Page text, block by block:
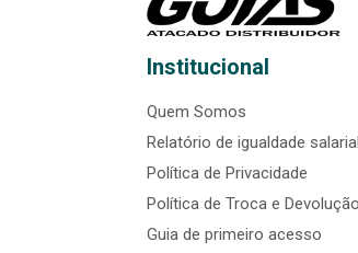
Institucional
Quem Somos
Relatório de igualdade salarial
Política de Privacidade
Política de Troca e Devolução
Guia de primeiro acesso